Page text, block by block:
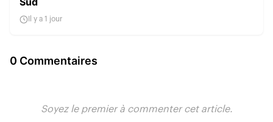
Il y a 1 jour
0 Commentaires
Soyez le premier à commenter cet article.